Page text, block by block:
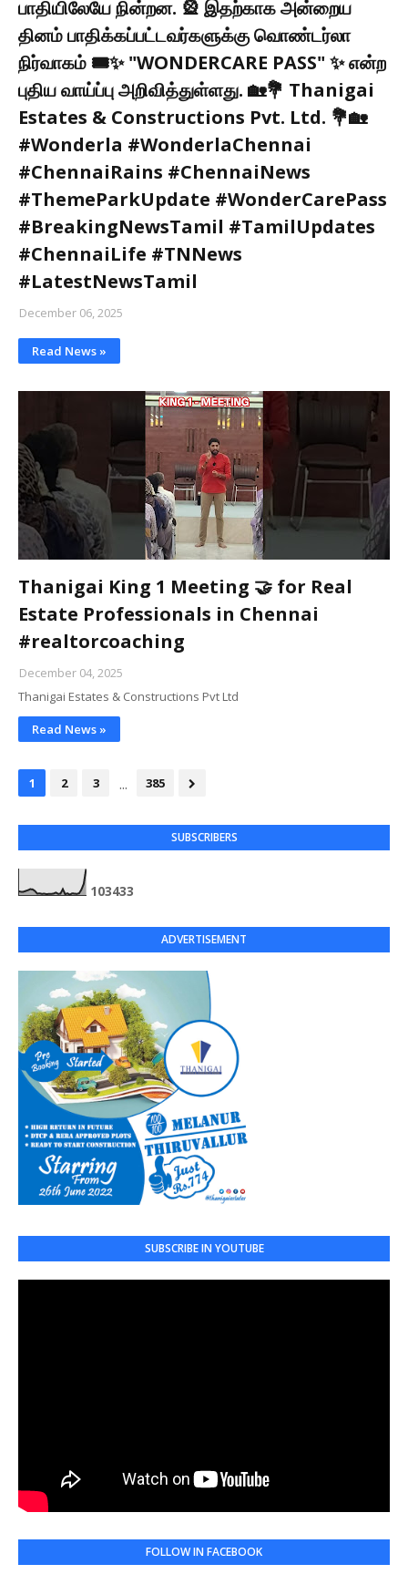
பாதியிலேயே நின்றன. 🎡 இதற்காக அன்றைய
தினம் பாதிக்கப்பட்டவர்களுக்கு வொண்டர்லா
நிர்வாகம் 🎟✨ "WONDERCARE PASS" ✨ என்ற
புதிய வாய்ப்பு அறிவித்துள்ளது. 🏡💐 Thanigai
Estates & Constructions Pvt. Ltd. 💐🏡
#Wonderla #WonderlaChennai
#ChennaiRains #ChennaiNews
#ThemeParkUpdate #WonderCarePass
#BreakingNewsTamil #TamilUpdates
#ChennaiLife #TNNews
#LatestNewsTamil
December 06, 2025
Read News »
Thanigai King 1 Meeting 🤝 for Real
Estate Professionals in Chennai
#realtorcoaching
December 04, 2025
Thanigai Estates & Constructions Pvt Ltd
Read News »
1 2 3 ... 385
SUBSCRIBERS
103433
ADVERTISEMENT
SUBSCRIBE IN YOUTUBE
FOLLOW IN FACEBOOK